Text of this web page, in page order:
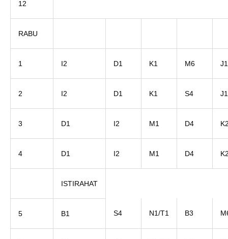
12
RABU
1 I2 D1 K1 M6 J1
2 I2 D1 K1 S4 J1
3 D1 I2 M1 D4
4 D1 I2 M1 D4
ISTIRAHAT
5 B1 S4 N1/T1 B3